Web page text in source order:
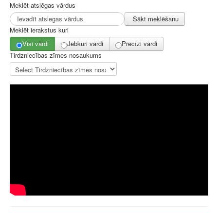
Meklēt atslēgas vārdus
Sākt meklēšanu
Meklēt ierakstus kuri
Visi vārdi
Jebkuri vārdi
Precīzi vārdi
Tirdzniecības zīmes nosaukums